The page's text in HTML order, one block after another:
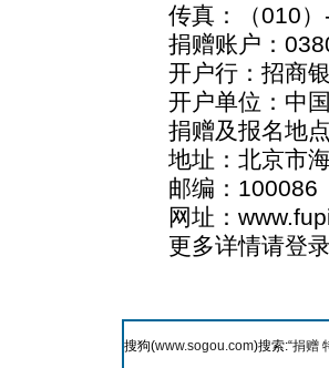
传真：（010）-
捐赠账户：
开户行：招商银
开户单位：中国
捐赠及报名地点
地址：北京市海
邮编：100086
网址：
更多详情请登录
搜狗(www.sogou.com)搜索:“捐赠